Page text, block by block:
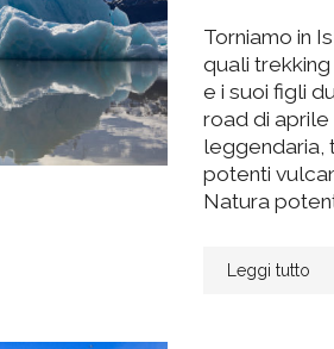
Torniamo in
quali
e i suoi figli
road di aprile
leggendaria,
potenti
Natura
Leggi tutto